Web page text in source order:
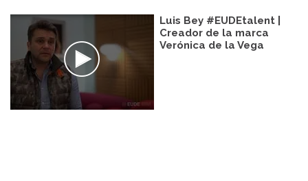
Luis Bey #EUDEtalent |
Creador de la marca
Verónica de la Vega